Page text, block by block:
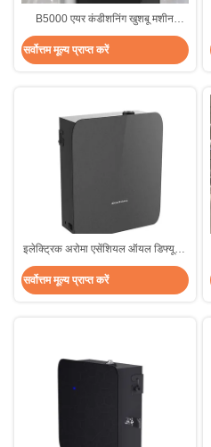
B5000 एयर कंडीशनिंग खुशबू मशीन
परमाणुकरण HVAC तेल विसारक नसबंदी
सर्वोत्तम मूल्य प्राप्त करें
इलेक्ट्रिक अरोमा एसेंशियल ऑयल डिफ्यूज़र
हैंगिंग डिफ्यूज़र मिस्ट ह्यूमिडिफायर मेटल
सर्वोत्तम मूल्य प्राप्त करें